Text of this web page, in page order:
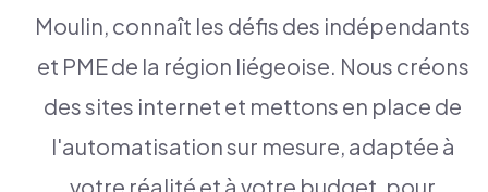
Moulin, connaît les défis des indépendants
et PME de la région liégeoise. Nous créons
des sites internet et mettons en place de
l'automatisation sur mesure, adaptée à
votre réalité et à votre budget, pour